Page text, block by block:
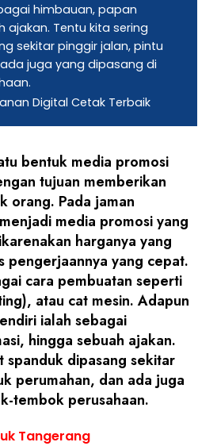
himbauan, papan
ajakan. Tentu kita sering
sekitar pinggir jalan, pintu
juga yang dipasang di
Digital Cetak Terbaik
bentuk media promosi
tujuan memberikan
orang. Pada jaman
media promosi yang
harganya yang
pengerjaannya yang cepat.
cara pembuatan seperti
atau cat mesin. Adapun
ialah sebagai
hingga sebuah ajakan.
spanduk dipasang sekitar
perumahan, dan ada juga
tembok perusahaan.
Tangerang